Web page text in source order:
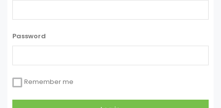
Password
Remember me